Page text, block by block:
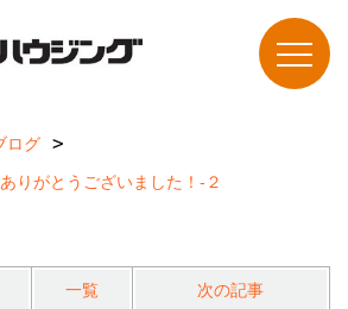
ログ
りがとうございました！-２
一覧 次の記事